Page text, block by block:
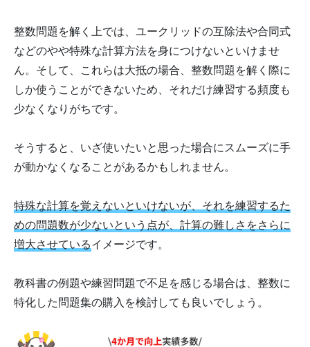
整数問題を解く上では、ユークリッドの互除法や合同式
などのやや特殊な計算方法を身につけないといけませ
ん。そして、これらは大抵の場合、整数問題を解く際に
しか使うことができないため、それだけ練習する頻度も
少なくなりがちです。
そうすると、いざ使いたいと思った場合にスムーズに手
が動かなくなることがあるかもしれません。
特殊な計算を覚えないといけないが、それを練習するた
めの問題数が少ないという点が、計算の難しさをさらに
増大させているイメージです。
教科書の例題や練習問題で不足を感じる場合は、整数に
特化した問題集の購入を検討しても良いでしょう。